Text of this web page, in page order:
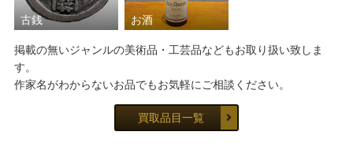
古銭 お酒
掲載の無いジャンルの美術品・工芸品などもお取り扱い致しま
す。
作家名がわからないお品でもお気軽にご相談ください。
買取品目一覧